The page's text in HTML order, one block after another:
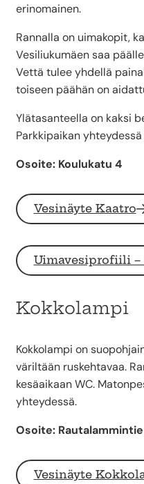
erinomainen.
Rannalla on uimakopit,
Vesiliukumäen saa
Vettä tulee yhdellä
toiseen päähän on
Ylätasanteella on kaksi
Parkkipaikan yhteydessä
Osoite: Koulukatu 4
Vesinäyte Kaatro
Uimavesiprofiili –
Kokkolampi
Kokkolampi on
väriltään ruskehtavaa.
kesäaikaan WC.
yhteydessä.
Osoite:
Vesinäyte